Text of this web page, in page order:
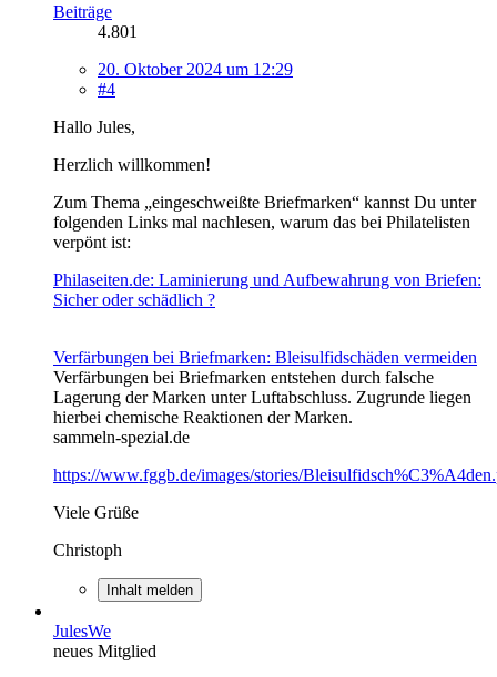
Beiträge
4.801
20. Oktober 2024 um 12:29
#4
Hallo Jules,
Herzlich willkommen!
Zum Thema „eingeschweißte Briefmarken“ kannst Du unter
folgenden Links mal nachlesen, warum das bei Philatelisten
verpönt ist:
Philaseiten.de: Laminierung und Aufbewahrung von Briefen:
Sicher oder schädlich ?
Verfärbungen bei Briefmarken: Bleisulfidschäden vermeiden
Verfärbungen bei Briefmarken entstehen durch falsche
Lagerung der Marken unter Luftabschluss. Zugrunde liegen
hierbei chemische Reaktionen der Marken.
sammeln-spezial.de
https://www.fggb.de/images/stories/
Viele Grüße
Christoph
Inhalt melden
JulesWe
neues Mitglied